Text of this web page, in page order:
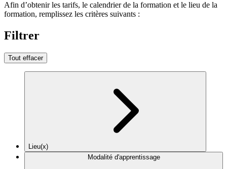
Afin d’obtenir les tarifs, le calendrier de la formation et le lieu de la
formation, remplissez les critères suivants :
Filtrer
Tout effacer
Lieu(x)
Modalité d'apprentissage